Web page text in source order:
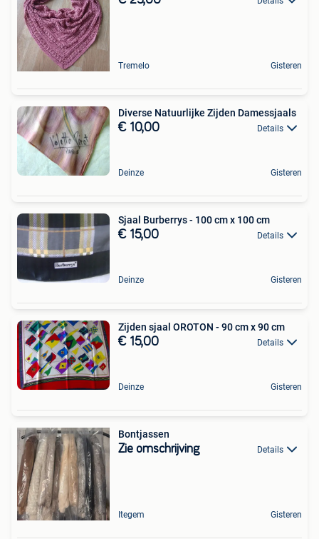
Tremelo Gisteren
Diverse Natuurlijke Zijden Damessjaals
€ 10,00 Details
Deinze Gisteren
Sjaal Burberrys - 100 cm x 100 cm
€ 15,00 Details
Deinze Gisteren
Zijden sjaal OROTON - 90 cm x 90 cm
€ 15,00 Details
Deinze Gisteren
Bontjassen
Zie omschrijving Details
Itegem Gisteren